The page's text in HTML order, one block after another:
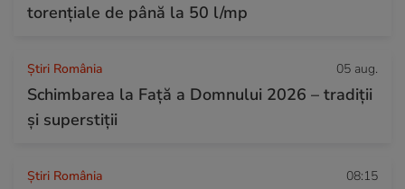
torențiale de până la 50 l/mp
Știri România 05 aug.
Schimbarea la Față a Domnului 2026 – tradiții
și superstiții
Știri România 08:15